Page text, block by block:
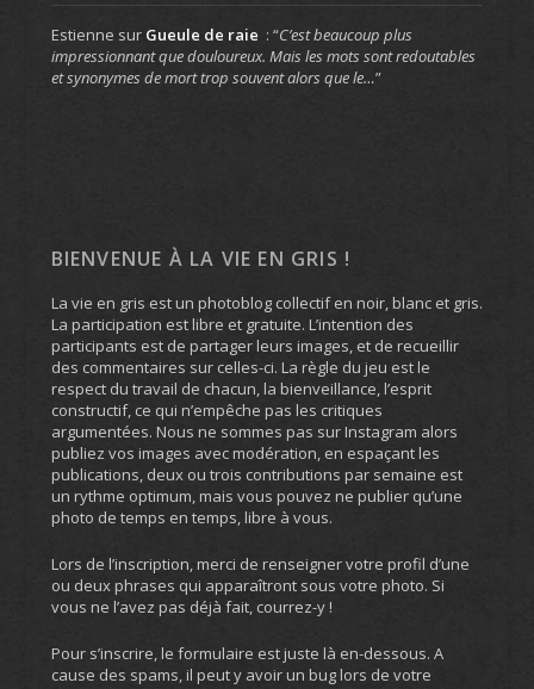
Estienne sur Gueule de raie : “C’est beaucoup plus
impressionnant que douloureux. Mais les mots sont redoutables
et synonymes de mort trop souvent alors que le…”
BIENVENUE À LA VIE EN GRIS !
La vie en gris est un photoblog collectif en noir, blanc et gris.
La participation est libre et gratuite. L’intention des
participants est de partager leurs images, et de recueillir
des commentaires sur celles-ci. La règle du jeu est le
respect du travail de chacun, la bienveillance, l’esprit
constructif, ce qui n’empêche pas les critiques
argumentées. Nous ne sommes pas sur Instagram alors
publiez vos images avec modération, en espaçant les
publications, deux ou trois contributions par semaine est
un rythme optimum, mais vous pouvez ne publier qu’une
photo de temps en temps, libre à vous.
Lors de l’inscription, merci de renseigner votre profil d’une
ou deux phrases qui apparaîtront sous votre photo. Si
vous ne l’avez pas déjà fait, courrez-y !
Pour s’inscrire, le formulaire est juste là en-dessous. A
cause des spams, il peut y avoir un bug lors de votre